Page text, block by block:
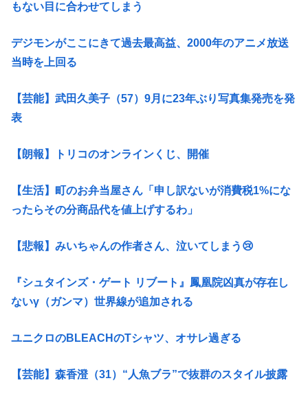
もない目に合わせてしまう
デジモンがここにきて過去最高益、2000年のアニメ放送
当時を上回る
【芸能】武田久美子（57）9月に23年ぶり写真集発売を発
表
【朗報】トリコのオンラインくじ、開催
【生活】町のお弁当屋さん「申し訳ないが消費税1%にな
ったらその分商品代を値上げするわ」
【悲報】みいちゃんの作者さん、泣いてしまう😢
『シュタインズ・ゲート リブート』鳳凰院凶真が存在し
ないγ（ガンマ）世界線が追加される
ユニクロのBLEACHのTシャツ、オサレ過ぎる
【芸能】森香澄（31）“人魚ブラ”で抜群のスタイル披露